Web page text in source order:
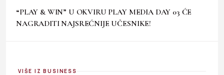
“PLAY & WIN” U OKVIRU PLAY MEDIA DAY 03 ĆE
NAGRADITI NAJSREĆNIJE UČESNIKE!
VIŠE IZ BUSINESS